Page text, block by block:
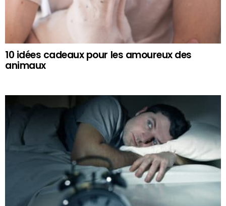
10 idées cadeaux pour les amoureux des
animaux